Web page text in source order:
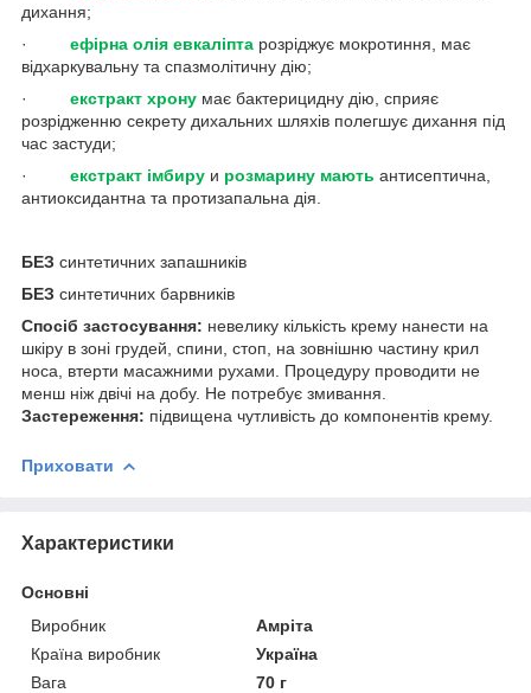
дихання;
·
ефірна олія евкаліпта розріджує мокротиння, має
відхаркувальну та спазмолітичну дію;
·
екстракт хрону має бактерицидну дію, сприяє
розрідженню секрету дихальних шляхів полегшує дихання під
час застуди;
·
екстракт імбиру и розмарину мають антисептична,
антиоксидантна та протизапальна дія.
БЕЗ синтетичних запашників
БЕЗ синтетичних барвників
Спосіб застосування: невелику кількість крему нанести на
шкіру в зоні грудей, спини, стоп, на зовнішню частину крил
носа, втерти масажними рухами. Процедуру проводити не
менш ніж двічі на добу. Не потребує змивання.
Застереження: підвищена чутливість до компонентів крему.
Приховати
Характеристики
Основні
Виробник
Амріта
Країна виробник
Україна
Вага
70 г